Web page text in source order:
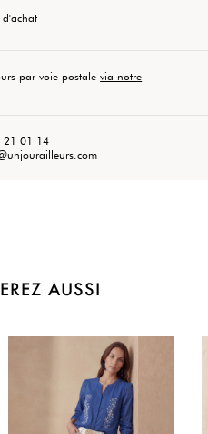
par voie postalevia notre
21 01 14
AUSSI